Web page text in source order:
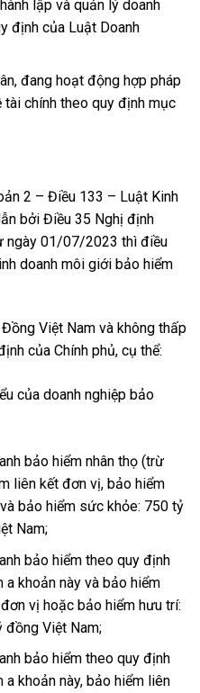
lập và quản lý doanh
định của Luật Doanh
đang hoạt động hợp pháp
chính theo quy định mục
2 – Điều 133 – Luật Kinh
bởi Điều 35 Nghị định
01/07/2023 thì điều
doanh môi giới bảo hiểm
Việt Nam và không thấp
của Chính phủ, cụ thể:
của doanh nghiệp bảo
bảo hiểm nhân thọ (trừ
liên kết đơn vị, bảo hiểm
bảo hiểm sức khỏe: 750 tỷ
Nam;
bảo hiểm theo quy định
a khoản này và bảo hiểm
vị hoặc bảo hiểm hưu trí:
đồng Việt Nam;
bảo hiểm theo quy định
a khoản này, bảo hiểm liên